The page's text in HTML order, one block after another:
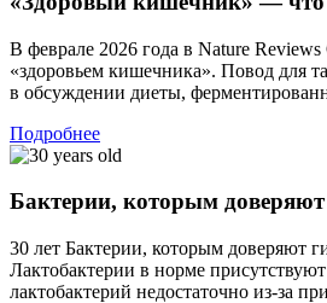
В феврале 2026 года в Nature
«здоровьем кишечника». Повод для
в обсуждении диеты,
Подробнее
Бактерии, которым
30 лет Бактерии, которым доверяют
Лактобактерии в норме
лактобактерий недостаточно из-за